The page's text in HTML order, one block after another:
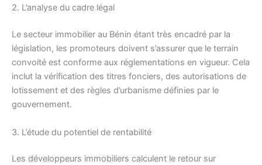
2. L’analyse du cadre légal
Le secteur immobilier au Bénin étant très encadré par la
législation, les promoteurs doivent s’assurer que le terrain
convoité est conforme aux réglementations en vigueur. Cela
inclut la vérification des titres fonciers, des autorisations de
lotissement et des règles d’urbanisme définies par le
gouvernement.
3. L’étude du potentiel de rentabilité
Les développeurs immobiliers calculent le retour sur